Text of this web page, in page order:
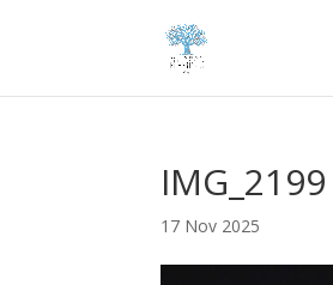
IMG_2199
17 Nov 2025